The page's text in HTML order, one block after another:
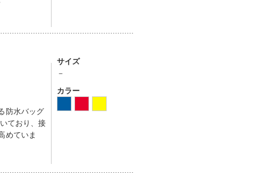
防水バッグ
ており、接
めていま
サイズ
－
カラー